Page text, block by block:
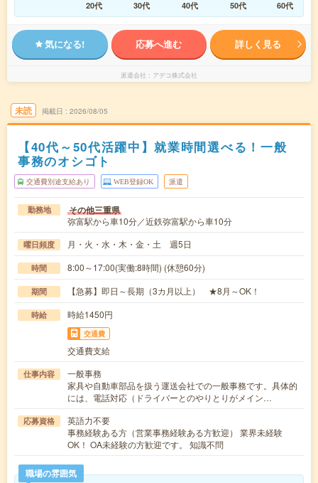
20代 30代 40代 50代 60代
気になる! 応募へ進む 詳しく見る
派遣会社 アデコ株式会社
未読 掲載日 2026/08/05
【40代～50代活躍中】就業時間選べる！一般
事務のオシゴト
交通費別途支給あり WEB登録OK 派遣
勤務地 その他三重県
弥富駅から車10分／近鉄弥富駅から車10分
曜日頻度 月・火・水・木・金・土 週5日
時間 8:00～17:00(実働:8時間) (休憩60分)
期間 【急募】即日～長期（3カ月以上） ★8月～OK！
時給 時給1450円
交通費
交通費支給
仕事内容
一般事務
家具や自動車部品を扱う運送会社での一般事務です。具体的
には、電話対応（ドライバーとのやりとりがメイン…
応募資格
英語力不要
事務経験ある方（営業事務経験ある方歓迎） 業界未経験
OK！ OA未経験の方歓迎です。 知識不問
職場の雰囲気